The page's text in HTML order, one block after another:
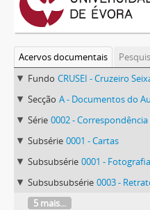
Acervos documentais
Fundo CRUSEI - Cruzeiro
Secção A - Documentos do
Série 0002 - Correspondência
Subsérie 0001 - Cartas
Subsubsérie 0001 -
Subsubsubsérie 0003 -
5 mais...